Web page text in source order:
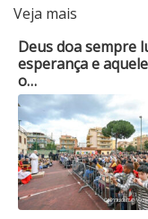
Veja mais
Deus doa sempre
esperança e
o…